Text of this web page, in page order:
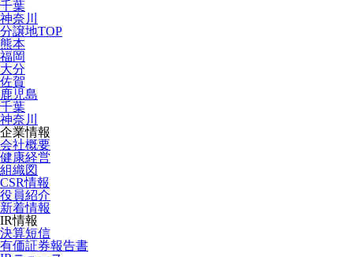
千葉
神奈川
分譲地TOP
熊本
福岡
大分
佐賀
鹿児島
千葉
神奈川
企業情報
会社概要
健康経営
組織図
CSR情報
役員紹介
新着情報
IR情報
決算短信
有価証券報告書